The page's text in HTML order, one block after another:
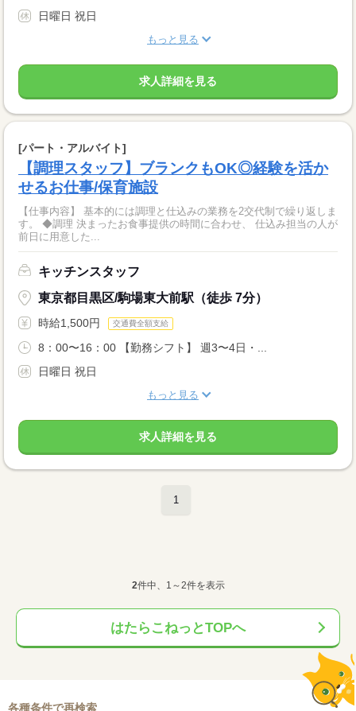
日曜日 祝日
もっと見る
求人詳細を見る
[パート・アルバイト]
【調理スタッフ】ブランクもOK◎経験を活か
せるお仕事/保育施設
【仕事内容】 基本的には調理と仕込みの業務を2交代制で繰り返しま
す。 ◆調理 決まったお食事提供の時間に合わせ、 仕込み担当の人が
前日に用意した...
キッチンスタッフ
東京都目黒区/駒場東大前駅（徒歩 7分）
時給1,500円 交通費全額支給
8：00〜16：00 【勤務シフト】 週3〜4日・...
日曜日 祝日
もっと見る
求人詳細を見る
1
2件中、1～2件を表示
はたらこねっとTOPへ
各種条件で再検索